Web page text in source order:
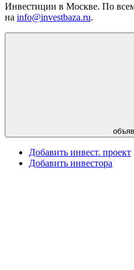
Инвестиции в Москве. По
на info@investbaza.ru.
Добавить инвест. проект
Добавить инвестора